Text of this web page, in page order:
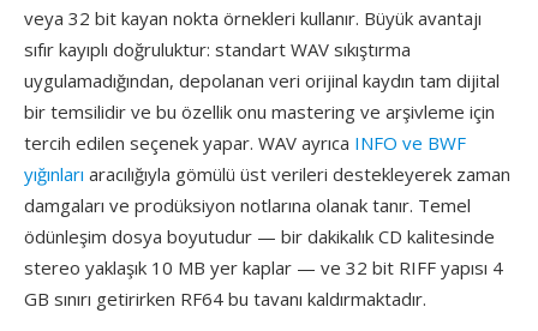
veya 32 bit kayan nokta örnekleri kullanır. Büyük avantajı
sıfır kayıplı doğruluktur: standart WAV sıkıştırma
uygulamadığından, depolanan veri orijinal kaydın tam dijital
bir temsilidir ve bu özellik onu mastering ve arşivleme için
tercih edilen seçenek yapar. WAV ayrıca INFO ve BWF
yığınları aracılığıyla gömülü üst verileri destekleyerek zaman
damgaları ve prodüksiyon notlarına olanak tanır. Temel
ödünleşim dosya boyutudur — bir dakikalık CD kalitesinde
stereo yaklaşık 10 MB yer kaplar — ve 32 bit RIFF yapısı 4
GB sınırı getirirken RF64 bu tavanı kaldırmaktadır.